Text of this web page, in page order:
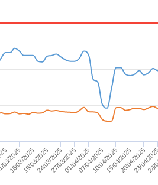
2025
16/03/202519/03/202524/03/202527/03/202501/04/202507/04/202510/04/202515/04/202520/04/2025
23/04/